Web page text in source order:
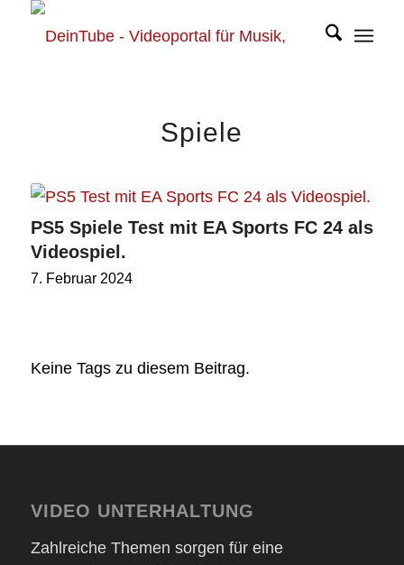
Spiele
PS5 Spiele Test mit EA Sports FC 24 als
Videospiel.
7. Februar 2024
Keine Tags zu diesem Beitrag.
VIDEO UNTERHALTUNG
Zahlreiche Themen sorgen für eine